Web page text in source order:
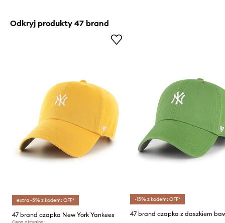
Odkryj produkty 47 brand
extra -5% z kodem: OFF*
47 brand czapka New York Yankees
Cena aktualna:
-15% z kodem: OFF*